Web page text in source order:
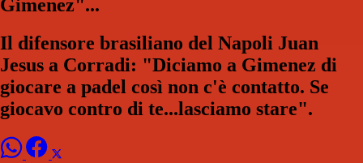
Gimenez"...
Il difensore brasiliano del Napoli Juan
Jesus a Corradi: "Diciamo a Gimenez di
giocare a padel così non c'è contatto. Se
giocavo contro di te...lasciamo stare".